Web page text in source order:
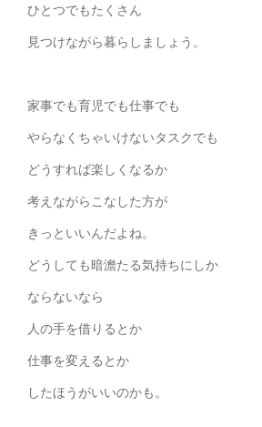
ひとつでもたくさん
見つけながら暮らしましょう。
家事でも育児でも仕事でも
やらなくちゃいけないタスクでも
どうすれば楽しくなるか
考えながらこなした方が
きっといいんだよね。
どうしても暗澹たる気持ちにしか
ならないなら
人の手を借りるとか
仕事を変えるとか
したほうがいいのかも。